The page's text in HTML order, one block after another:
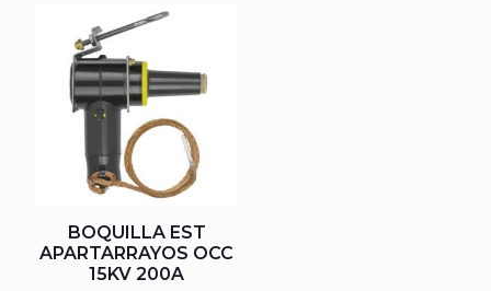
BOQUILLA EST
APARTARRAYOS OCC
15KV 200A